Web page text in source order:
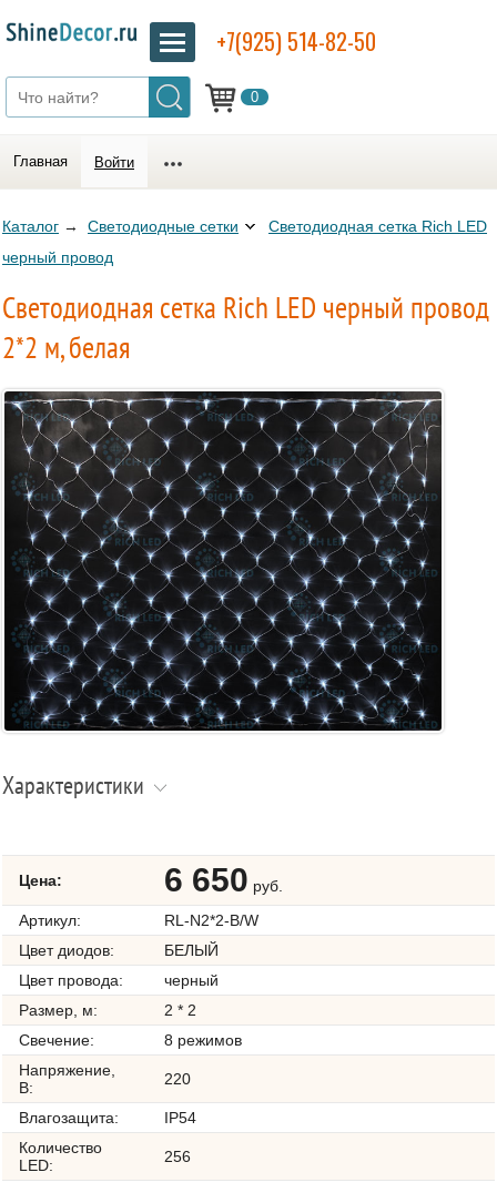
0
+7(925) 514-82-50
Главная Войти
Каталог → Светодиодные сетки
Светодиодная сетка Rich LED
черный провод
Светодиодная сетка Rich LED черный провод
2*2 м, белая
Характеристики
Цена: 6 650 руб.
Артикул:
RL-N2*2-B/W
Цвет диодов:
БЕЛЫЙ
Цвет провода:
черный
Размер, м:
2 * 2
Свечение:
8 режимов
Напряжение,
В:
220
Влагозащита:
IP54
Количество
LED:
256